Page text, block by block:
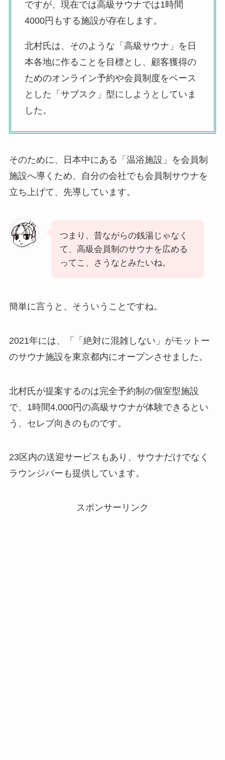
ですが、現在では高級サウナでは1時間
4000円もする施設が存在します。
北村氏は、そのような「高級サウナ」を日
本各地に作ることを目標とし、顧客獲得の
ためのオンライン予約や会員制度をベース
とした「サブスク」型にしようとしていま
した。
そのために、日本中にある「温浴施設」を会員制
施設へ導くため、自分の会社でも会員制サウナを
立ち上げて、先導しています。
つまり、昔ながらの銭湯じゃなく
て、高級会員制のサウナを広める
ってこ、さうなとみたいね。
簡単に言うと、そういうことですね。
2021年には、「「絶対に混雑しない」がモットー
のサウナ施設を東京都内にオープンさせました。
北村氏が提案するのは完全予約制の個室型施設
で、1時間4,000円の高級サウナが体験できるとい
う、セレブ向きのものです。
23区内の送迎サービスもあり、サウナだけでなく
ラウンジバーも提供しています。
スポンサーリンク